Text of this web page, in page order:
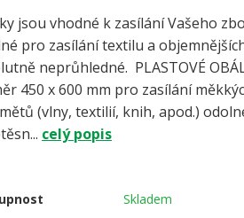
jsou vhodné k zasílání Vašeho
pro zasílání textilu a
neprůhledné. PLASTOVÉ
450 x 600 mm pro zasílání
(vlny, textilií, knih, apod.)
celý popis
Skladem